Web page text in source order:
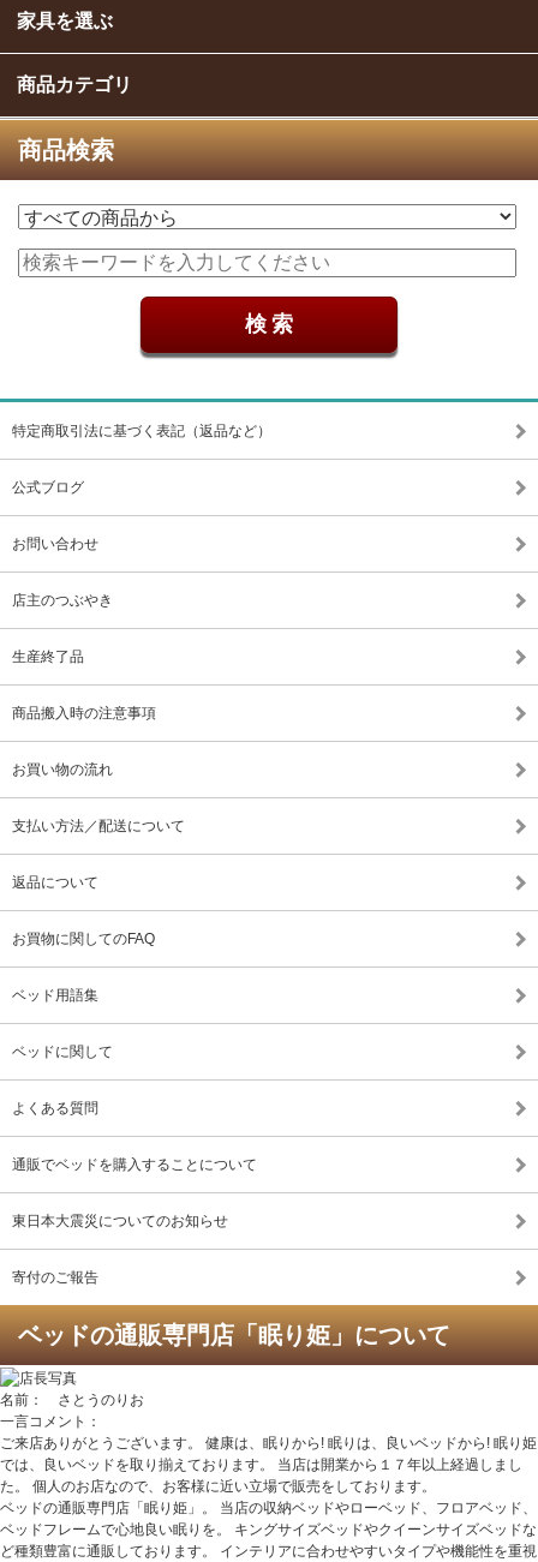
家具を選ぶ
商品カテゴリ
商品検索
特定商取引法に基づく表記（返品など）
公式ブログ
お問い合わせ
店主のつぶやき
生産終了品
商品搬入時の注意事項
お買い物の流れ
支払い方法／配送について
返品について
お買物に関してのFAQ
ベッド用語集
ベッドに関して
よくある質問
通販でベッドを購入することについて
東日本大震災についてのお知らせ
寄付のご報告
ベッドの通販専門店「眠り姫」について
名前： さとうのりお
一言コメント：
ご来店ありがとうございます。 健康は、眠りから! 眠りは、良いベッドから! 眠り姫
では、良いベッドを取り揃えております。 当店は開業から１７年以上経過しまし
た。 個人のお店なので、お客様に近い立場で販売をしております。
ベッドの通販専門店「眠り姫」。 当店の収納ベッドやローベッド、フロアベッド、
ベッドフレームで心地良い眠りを。 キングサイズベッドやクイーンサイズベッドな
ど種類豊富に通販しております。 インテリアに合わせやすいタイプや機能性を重視